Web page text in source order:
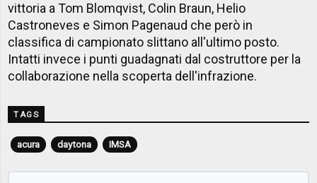
vittoria a Tom Blomqvist, Colin Braun, Helio
Castroneves e Simon Pagenaud che però in
classifica di campionato slittano all'ultimo posto.
Intatti invece i punti guadagnati dal costruttore per la
collaborazione nella scoperta dell'infrazione.
TAGS
acura daytona IMSA